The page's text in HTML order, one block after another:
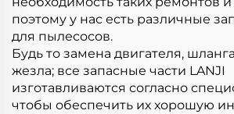
поэтому у нас есть различные
для пылесосов.
Будь то замена двигателя,
жезла; все запасные части LANJI
изготавливаются согласно
чтобы обеспечить их хорошую